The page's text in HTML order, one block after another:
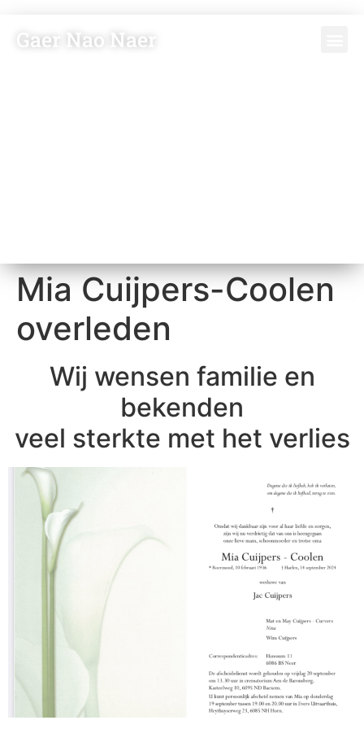
Gaer Nao Naer
Mia Cuijpers-Coolen
overleden
Wij wensen familie en
bekenden
veel sterkte met het verlies